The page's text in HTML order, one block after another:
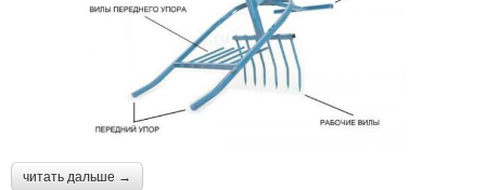
читать дальше →